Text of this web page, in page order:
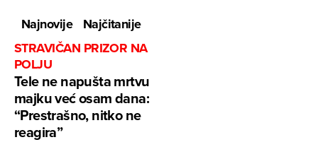
Najnovije
Najčitanije
STRAVIČAN PRIZOR NA
POLJU
Tele ne napušta mrtvu
majku već osam dana:
“Prestrašno, nitko ne
reagira”